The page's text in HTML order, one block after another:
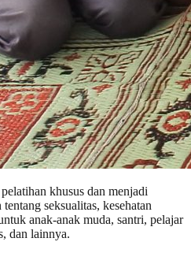
khusus dan menjadi
seksualitas, kesehatan
anak-anak muda, santri, pelajar
dan lainnya.